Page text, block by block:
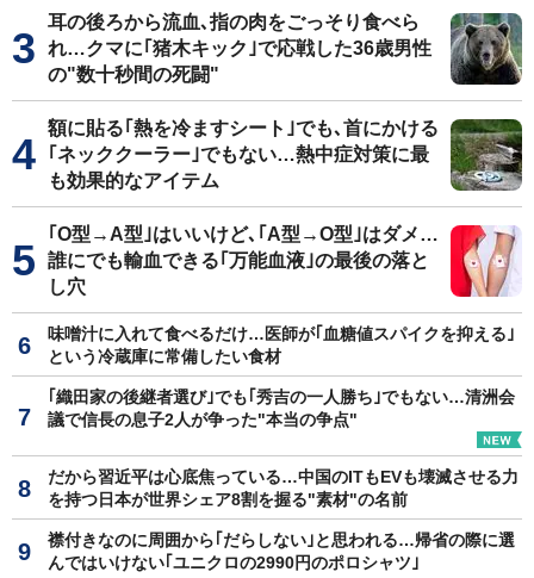
耳の後ろから流血､指の肉をごっそり食べら
れ…クマに｢猪木キック｣で応戦した36歳男性
の"数十秒間の死闘"
額に貼る｢熱を冷ますシート｣でも､首にかける
｢ネッククーラー｣でもない…熱中症対策に最
も効果的なアイテム
｢O型→A型｣はいいけど､｢A型→O型｣はダメ…
誰にでも輸血できる｢万能血液｣の最後の落と
し穴
味噌汁に入れて食べるだけ…医師が｢血糖値スパイクを抑える｣
という冷蔵庫に常備したい食材
｢織田家の後継者選び｣でも｢秀吉の一人勝ち｣でもない…清洲会
議で信長の息子2人が争った"本当の争点"
だから習近平は心底焦っている…中国のITもEVも壊滅させる力
を持つ日本が世界シェア8割を握る"素材"の名前
襟付きなのに周囲から｢だらしない｣と思われる…帰省の際に選
んではいけない｢ユニクロの2990円のポロシャツ｣